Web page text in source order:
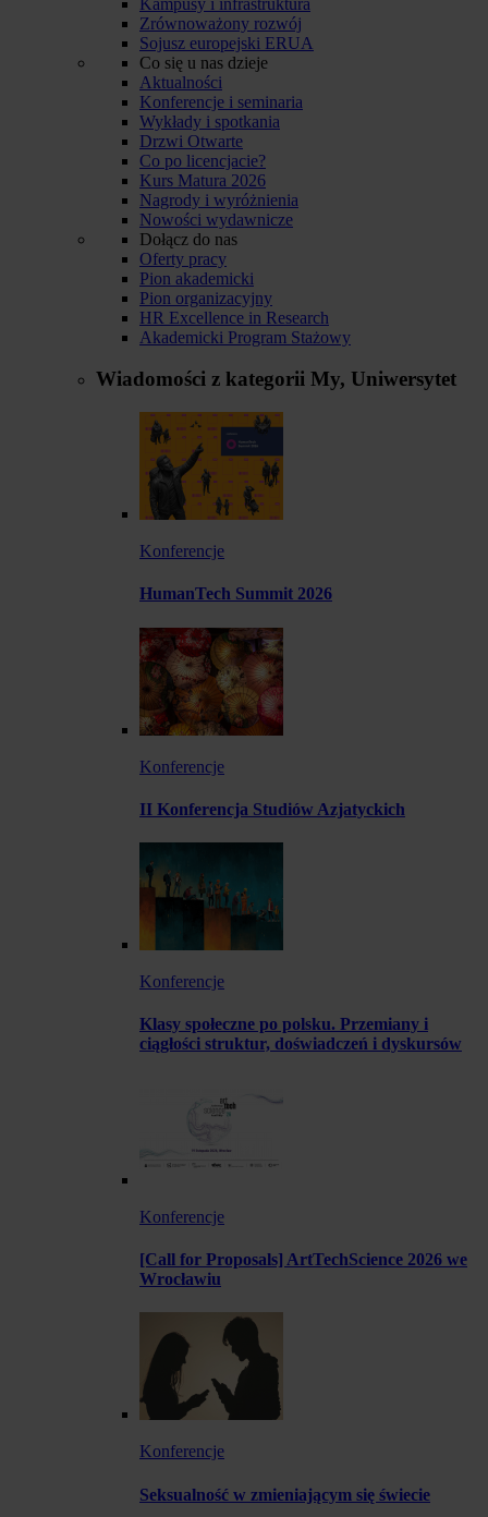
Zrównoważony rozwój
Sojusz europejski ERUA
Co się u nas dzieje
Aktualności
Konferencje i seminaria
Wykłady i spotkania
Drzwi Otwarte
Co po licencjacie?
Kurs Matura 2026
Nagrody i wyróżnienia
Nowości wydawnicze
Dołącz do nas
Oferty pracy
Pion akademicki
Pion organizacyjny
HR Excellence in Research
Akademicki Program Stażowy
Wiadomości z kategorii My, Uniwersytet
Konferencje
HumanTech Summit 2026
Konferencje
II Konferencja Studiów Azjatyckich
Konferencje
Klasy społeczne po polsku. Przemiany i
ciągłości struktur, doświadczeń i dyskursów
Konferencje
[Call for Proposals] ArtTechScience 2026 we
Wrocławiu
Konferencje
Seksualność w zmieniającym się świecie